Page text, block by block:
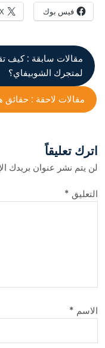
فيس بوك X
مقالات سابقة : كيف
لمتجرك الشوبيفاي؟
مقالات لاحقة : حقائق
اترك تعليقاً
لن يتم نشر عنوان بريدك
التعليق *
الاسم *